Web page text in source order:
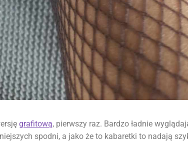
grafitową, pierwszy raz. Bardzo ładnie
spodni, a jako że to kabaretki to nadają